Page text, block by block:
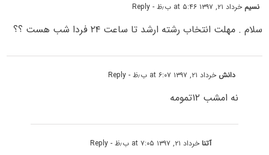
نسیم خرداد ۲۱, ۱۳۹۷ at ۵:۴۶ ب٫ظ - Reply
سلام . مهلت انتخاب رشته ارشد تا ساعت ۲۴ فردا شب هست ؟؟
دانش خرداد ۲۱, ۱۳۹۷ at ۶:۰۷ ب٫ظ - Reply
نه امشب ۱۲تمومه
آتناخرداد ۲۱, ۱۳۹۷ at ۷:۰۵ ب٫ظ - Reply